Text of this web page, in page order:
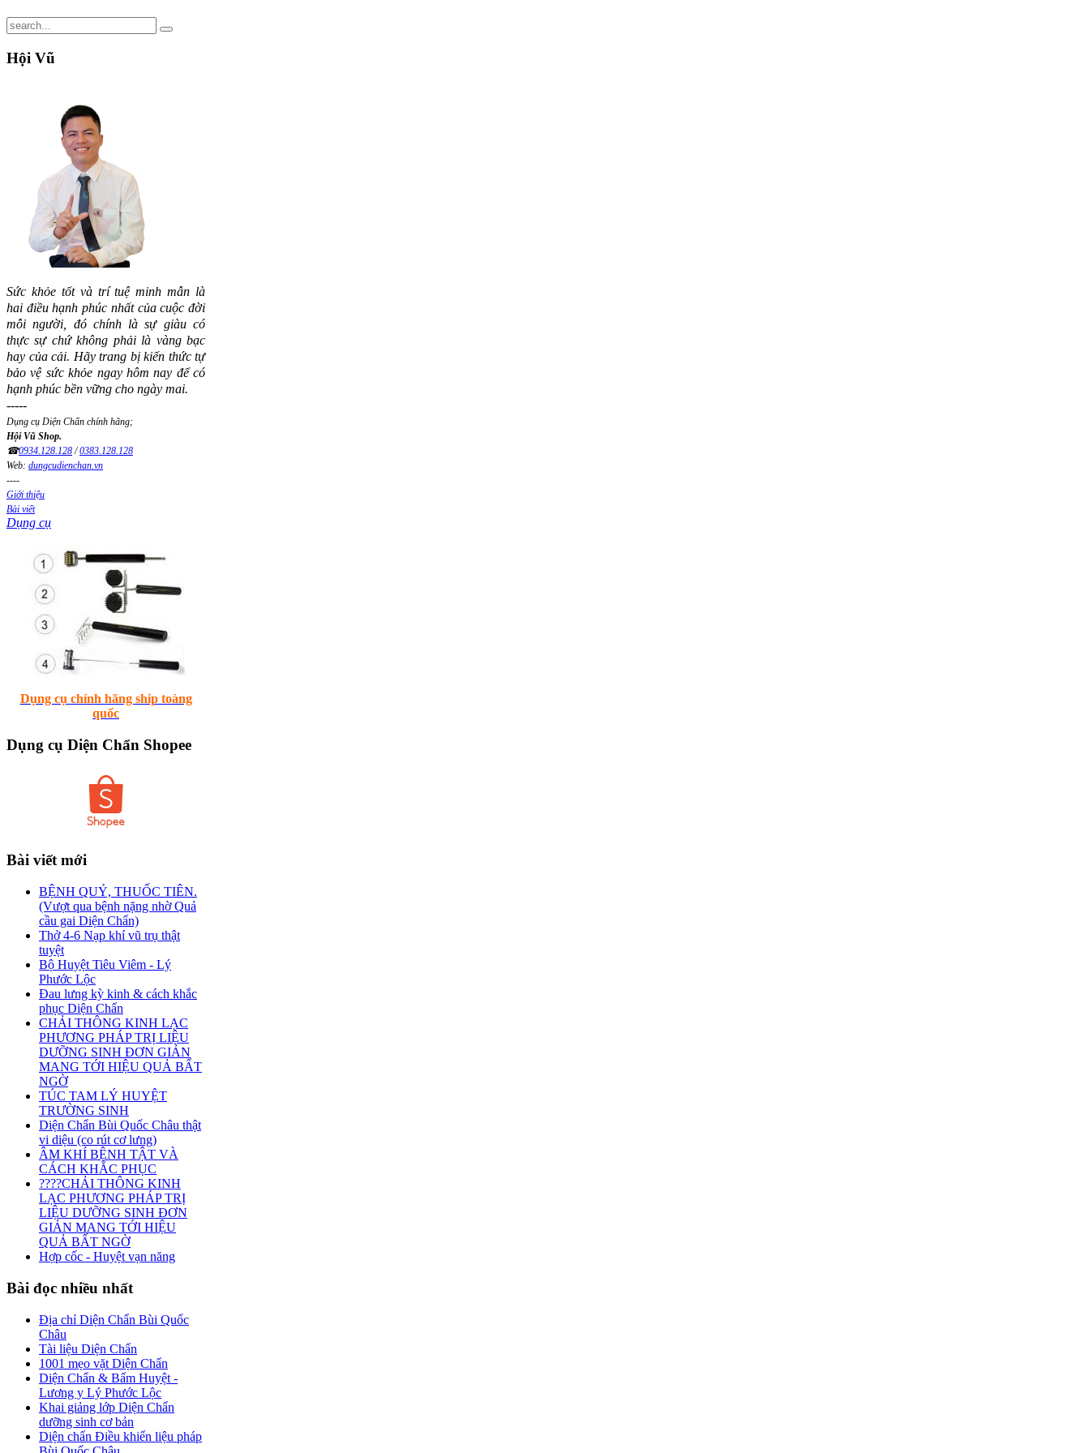
Hội Vũ
Sức khỏe tốt và trí tuệ minh mẫn là
hai điều hạnh phúc nhất của cuộc đời
mỗi người, đó chính là sự giàu có
thực sự chứ không phải là vàng bạc
hay của cải. Hãy trang bị kiến thức tự
bảo vệ sức khỏe ngay hôm nay để có
hạnh phúc bền vững cho ngày mai.
-----
Dụng cụ Diện Chẩn chính hãng;
Hội Vũ Shop.
☎0934.128.128/0383.128.128
Web: dungcudienchan.vn
----
Giới thiệu
Bài viết
Dụng cụ
Dụng cụ chính hãng ship toàng
quốc
Dụng cụ Diện Chẩn Shopee
Bài viết mới
BỆNH QUỶ, THUỐC TIÊN.
(Vượt qua bệnh nặng nhờ Quả
cầu gai Diện Chẩn)
Thở 4-6 Nạp khí vũ trụ thật
tuyệt
Bộ Huyệt Tiêu Viêm - Lý
Phước Lộc
Đau lưng kỳ kinh & cách khắc
phục Diện Chẩn
CHẢI THÔNG KINH LẠC
PHƯƠNG PHÁP TRỊ LIỆU
DƯỠNG SINH ĐƠN GIẢN
MANG TỚI HIỆU QUẢ BẤT
NGỜ
TÚC TAM LÝ HUYỆT
TRƯỜNG SINH
Diện Chẩn Bùi Quốc Châu thật
vi diệu (co rút cơ lưng)
ÂM KHÍ BỆNH TẬT VÀ
CÁCH KHẮC PHỤC
????CHẢI THÔNG KINH
LẠC PHƯƠNG PHÁP TRỊ
LIỆU DƯỠNG SINH ĐƠN
GIẢN MANG TỚI HIỆU
QUẢ BẤT NGỜ
Hợp cốc - Huyệt vạn năng
Bài đọc nhiều nhất
Địa chỉ Diện Chẩn Bùi Quốc
Châu
Tài liệu Diện Chẩn
1001 mẹo vặt Diện Chẩn
Diện Chẩn & Bấm Huyệt -
Lương y Lý Phước Lộc
Khai giảng lớp Diện Chẩn
dưỡng sinh cơ bản
Diện chẩn Điều khiển liệu pháp